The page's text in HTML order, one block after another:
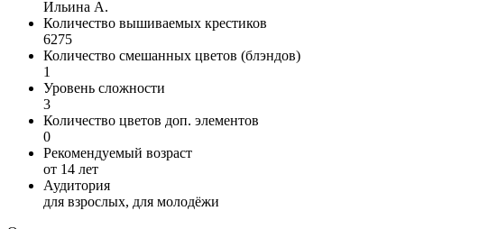
Ильина А.
Количество вышиваемых крестиков
6275
Количество смешанных цветов (блэндов)
1
Уровень сложности
3
Количество цветов доп. элементов
0
Рекомендуемый возраст
от 14 лет
Аудитория
для взрослых, для молодёжи